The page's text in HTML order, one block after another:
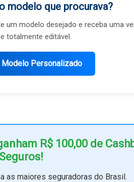
modelo que procurava?
um modelo desejado e receba uma
totalmente editável.
Modelo Personalizado
R$ 100,00 de
Seguros!
as maiores seguradoras do Brasil.